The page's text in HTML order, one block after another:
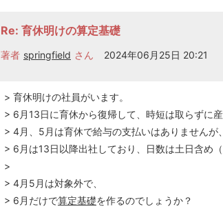
Re: 育休明けの算定基礎
著者 springfield さん 2024年06月25日 20:21
> 育休明けの社員がいます。
> 6月13日に育休から復帰して、時短は取らずに
> 4月、5月は育休で給与の支払いはありませんが
> 6月は13日以降出社しており、日数は土日含め（
>
> 4月5月は対象外で、
> 6月だけで算定基礎を作るのでしょうか？